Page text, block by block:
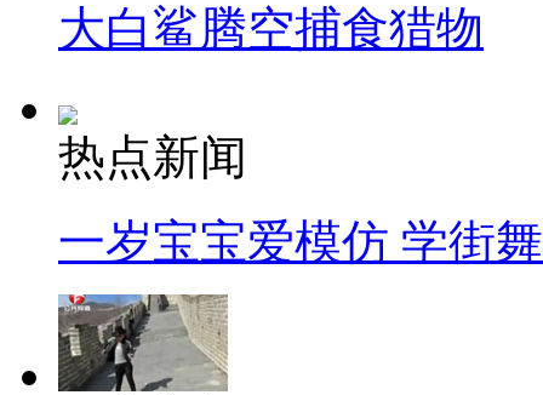
大白鲨腾空捕食猎物
热点新闻
一岁宝宝爱模仿 学街